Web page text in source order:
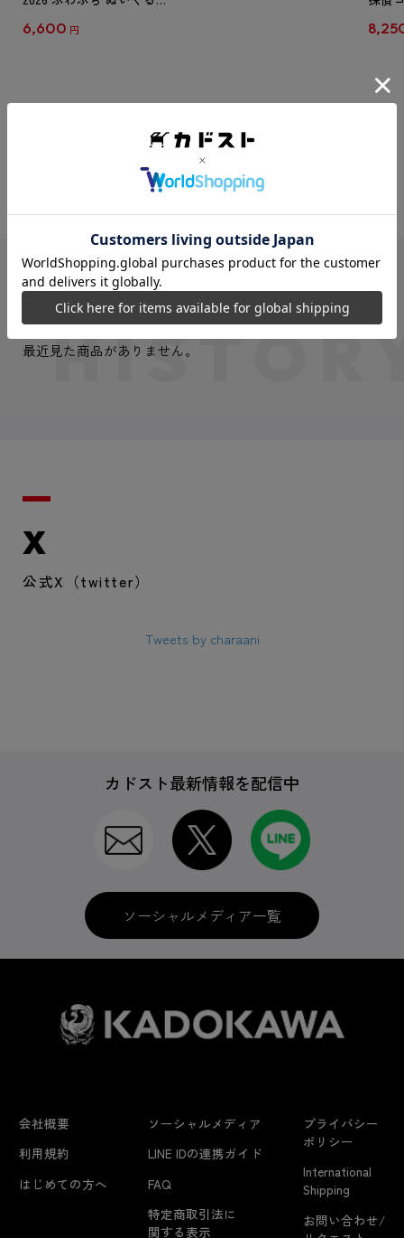
6,600 円
クリ
最近見た商品
最近見た商品がありません。
X
公式X（twitter）
Tweets by charaani
カドスト最新情報を配信中
ソーシャルメディア一覧
会社概要
利用規約
はじめての方へ
ソーシャルメディア
LINE IDの連携ガイド
FAQ
特定商取引法に
関する表示
プライバシー
ポリシー
International
Shipping
お問い合わせ/